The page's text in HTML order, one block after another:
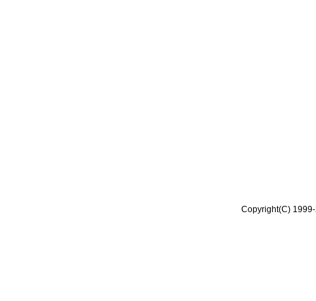
Copyright(C)